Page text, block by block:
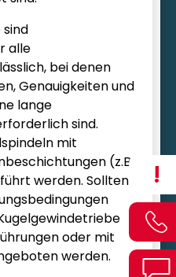
!
alle
bei denen
Genauigkeiten und
lange
sind.
mit
(z.B.
werden. Sollten
oder mit
werden.